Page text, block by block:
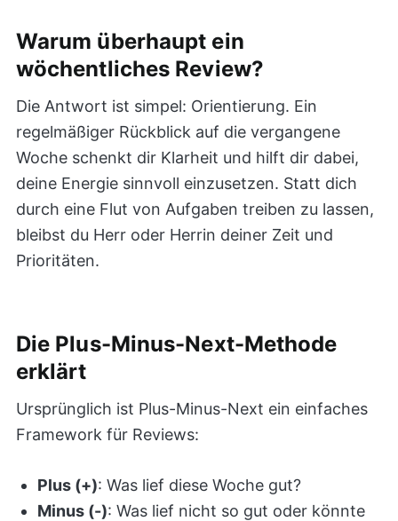
Warum überhaupt ein
wöchentliches Review?
Die Antwort ist simpel: Orientierung. Ein
regelmäßiger Rückblick auf die vergangene
Woche schenkt dir Klarheit und hilft dir dabei,
deine Energie sinnvoll einzusetzen. Statt dich
durch eine Flut von Aufgaben treiben zu lassen,
bleibst du Herr oder Herrin deiner Zeit und
Prioritäten.
Die Plus-Minus-Next-Methode
erklärt
Ursprünglich ist Plus-Minus-Next ein einfaches
Framework für Reviews:
Plus (+): Was lief diese Woche gut?
Minus (-): Was lief nicht so gut oder könnte